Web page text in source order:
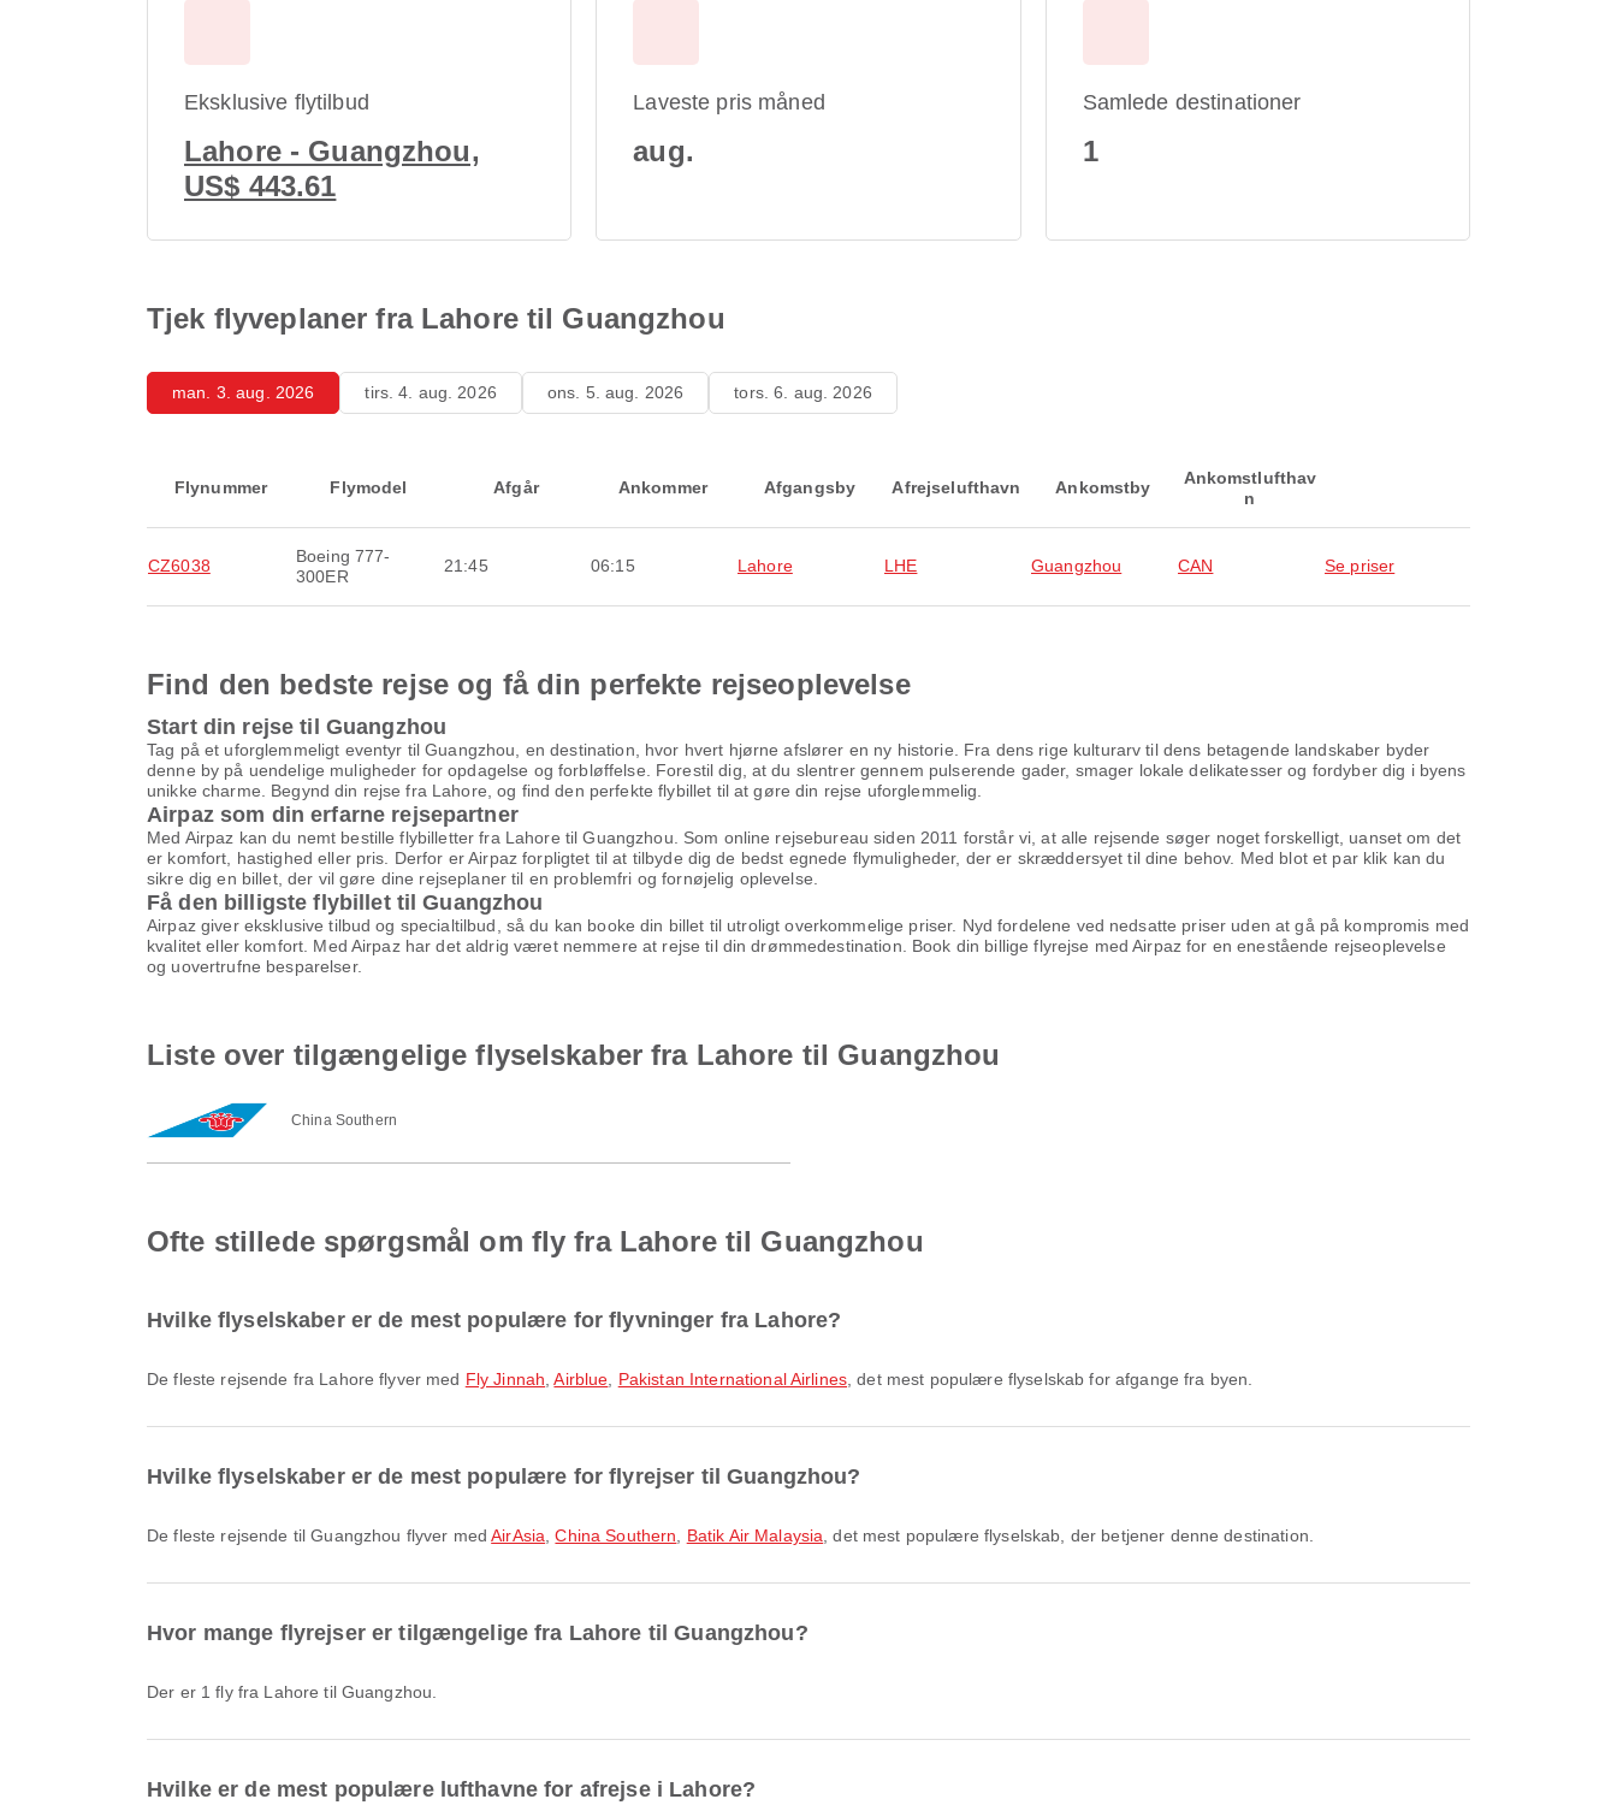
Eksklusive flytilbud
Lahore - Guangzhou,
US$ 443.61
Laveste pris måned
aug.
Samlede destinationer
1
Tjek flyveplaner fra Lahore til Guangzhou
man. 3. aug. 2026 tirs. 4. aug. 2026 ons. 5. aug. 2026 tors. 6. aug. 2026
Flynummer Flymodel Afgår Ankommer Afgangsby Afrejselufthavn Ankomstby
Ankomstlufthav
n
CZ6038
Boeing 777-
300ER
21:45 06:15 Lahore LHE Guangzhou CAN Se priser
Find den bedste rejse og få din perfekte rejseoplevelse
Start din rejse til Guangzhou
Tag på et uforglemmeligt eventyr til Guangzhou, en destination, hvor hvert hjørne afslører en ny historie. Fra dens rige kulturarv til dens betagende landskaber byder
denne by på uendelige muligheder for opdagelse og forbløffelse. Forestil dig, at du slentrer gennem pulserende gader, smager lokale delikatesser og fordyber dig i byens
unikke charme. Begynd din rejse fra Lahore, og find den perfekte flybillet til at gøre din rejse uforglemmelig.
Airpaz som din erfarne rejsepartner
Med Airpaz kan du nemt bestille flybilletter fra Lahore til Guangzhou. Som online rejsebureau siden 2011 forstår vi, at alle rejsende søger noget forskelligt, uanset om det
er komfort, hastighed eller pris. Derfor er Airpaz forpligtet til at tilbyde dig de bedst egnede flymuligheder, der er skræddersyet til dine behov. Med blot et par klik kan du
sikre dig en billet, der vil gøre dine rejseplaner til en problemfri og fornøjelig oplevelse.
Få den billigste flybillet til Guangzhou
Airpaz giver eksklusive tilbud og specialtilbud, så du kan booke din billet til utroligt overkommelige priser. Nyd fordelene ved nedsatte priser uden at gå på kompromis med
kvalitet eller komfort. Med Airpaz har det aldrig været nemmere at rejse til din drømmedestination. Book din billige flyrejse med Airpaz for en enestående rejseoplevelse
og uovertrufne besparelser.
Liste over tilgængelige flyselskaber fra Lahore til Guangzhou
China Southern
Ofte stillede spørgsmål om fly fra Lahore til Guangzhou
Hvilke flyselskaber er de mest populære for flyvninger fra Lahore?
De fleste rejsende fra Lahore flyver med Fly Jinnah ,Airblue Pakistan International Airlines , det mest populære flyselskab for afgange fra byen.
Hvilke flyselskaber er de mest populære for flyrejser til Guangzhou?
De fleste rejsende til Guangzhou flyver medAirAsia ,China Southern Batik Air Malaysia , det mest populære flyselskab, der betjener denne destination.
Hvor mange flyrejser er tilgængelige fra Lahore til Guangzhou?
Der er 1 fly fra Lahore til Guangzhou.
Hvilke er de mest populære lufthavne for afrejse i Lahore?